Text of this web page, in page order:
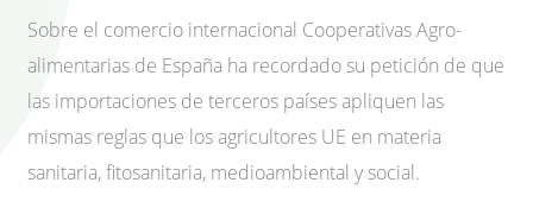
Sobre el comercio internacional Cooperativas Agro-
alimentarias de España ha recordado su petición de que
las importaciones de terceros países apliquen las
mismas reglas que los agricultores UE en materia
sanitaria, fitosanitaria, medioambiental y social.